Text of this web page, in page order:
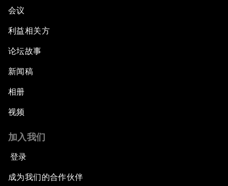
会议
利益相关方
论坛故事
新闻稿
相册
视频
加入我们
登录
成为我们的合作伙伴